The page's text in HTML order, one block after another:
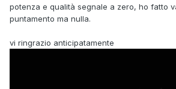
potenza e qualità segnale a zero, ho fatto
puntamento ma nulla.
vi ringrazio anticipatamente